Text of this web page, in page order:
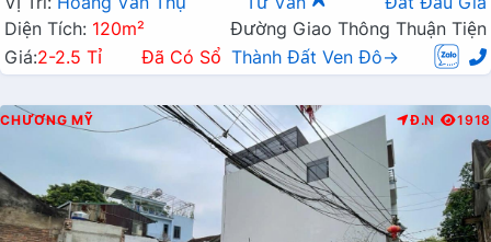
Diện Tích: 120m²
Đường Giao Thông Thuận Tiện
Giá:2-2.5 Tỉ Đã Có Sổ Thành Đất Ven Đô→
CHƯƠNG MỸ Đ.N 1918